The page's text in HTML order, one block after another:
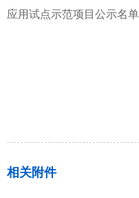
应用试点示范项目公示名单
相关附件